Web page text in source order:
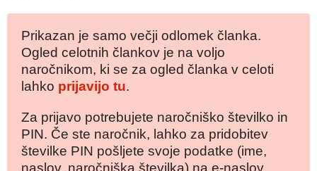
Prikazan je samo večji odlomek članka.
Ogled celotnih člankov je na voljo
naročnikom, ki se za ogled članka v celoti
lahko prijavijo tu.
Za prijavo potrebujete naročniško številko in
PIN. Če ste naročnik, lahko za pridobitev
številke PIN pošljete svoje podatke (ime,
naslov, naročniška številka) na e-naslov